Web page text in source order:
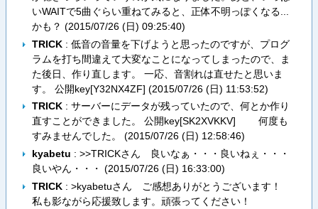
いWAITで5曲ぐらい重ねてみると、正体不明っぽくなる...
かも？ (2015/07/26 (日) 09:25:40)
TRICK: 低音の音量を下げようと思ったのですが、プログ
ラムを打ち間違えて大変なことになってしまったので、ま
た後日、作り直します。 一応、音割れは直せたと思いま
す。 公開key[Y32NX4ZF] (2015/07/26 (日) 11:53:52)
TRICK: サーバーにデータが残っていたので、何とか作り
直すことができました。 公開key[SK2XVKKV] 何度も
すみませんでした。 (2015/07/26 (日) 12:58:46)
kyabetu : >>TRICKさん 良いなぁ・・・良いねぇ・・・
良いやん・・・ (2015/07/26 (日) 16:33:00)
TRICK: >kyabetuさん ご感想ありがとうございます！
私も影ながら応援致します。頑張ってください！